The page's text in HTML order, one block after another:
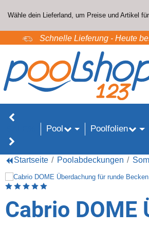
Wähle dein Lieferland, um Preise und Artikel
Schnelle Lieferung - Heute
Pool Poolfolien
Startseite Poolabdeckungen
Artikelbewertung: 5 von 5 Sterne
Cabrio